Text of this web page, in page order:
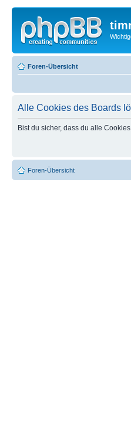
Foren-Übersicht
Alle Cookies des Boards
Bist du sicher, dass du alle
Foren-Übersicht